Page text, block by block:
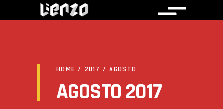
HOME/2017/AGOSTO
AGOSTO 2017